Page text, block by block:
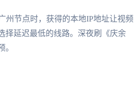
州节点时，获得的本地IP地址让视频
择延迟最低的线路。深夜刷《庆余